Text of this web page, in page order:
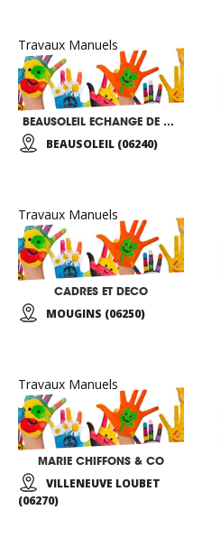
Travaux Manuels
BEAUSOLEIL ECHANGE DE SAVOIR
BEAUSOLEIL (06240)
Travaux Manuels
CADRES ET DECO
MOUGINS (06250)
Travaux Manuels
MARIE CHIFFONS & CO
VILLENEUVE LOUBET
(06270)